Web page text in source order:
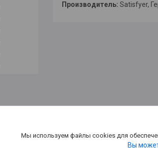
Производитель: Satisfyer,
Мы используем файлы cookies для
Вы